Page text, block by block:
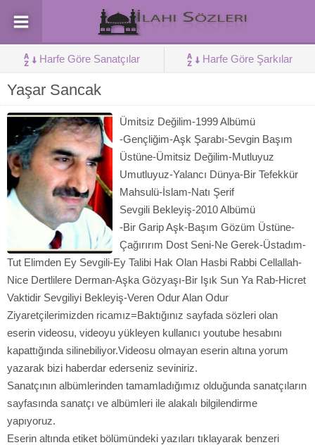
Harfe Göre Sanatçılar Harfe Göre Şarkılar
Yaşar Sancak
Ümitsiz Değilim-1999 Albümü
-Gençliğim-Aşk Şarabı-Sevgin Başım
Üstüne-Ümitsiz Değilim-Mutluyuz
Umutluyuz-Yalancı Dünya-Bir Tefekkür
Mahsulü-İslam-Natı Şerif
Sevgili Bekleyiş-2010 Albümü
-Bir Garip Aşk-Başım Gözüm Üstüne-
Çağırırım Dost Seni-Ne Gerek-Üstadım-
Tut Elimden Ey Sevgili-Ey Talibi Hak Olan Hasbi Rabbi Cellallah-
Nice Dertlilere Derman-Aşka Gözyaşı-Bir Işık Sun Ya Rab-Hicret
Vaktidir Sevgiliyi Bekleyiş-Veren Odur Alan Odur
Ziyaretçilerimizden ricamız=Baktığınız sayfada sözleri olan
eserin videosu, videoyu yükleyen kullanıcı youtube hesabını
kapattığında silinebiliyor.Videosu olmayan eserin altına yorum
yazarak bizi haberdar ederseniz seviniriz.
Sanatçının albümlerinden tamamladığımız olduğunda sanatçıların
sayfasında sanatçı ve albümleri ile alakalı bilgilendirme
yapıyoruz.
Eserin altında etiket bölümündeki yazıları tıklayarak benzeri